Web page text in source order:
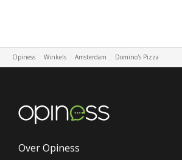
Opiness Winkels Amsterdam Domino's Pizza
Over Opiness